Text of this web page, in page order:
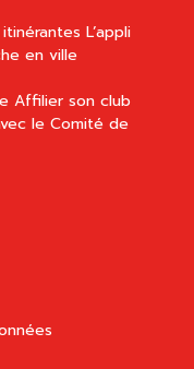
L’appli
en ville
Affilier son club
le Comité de